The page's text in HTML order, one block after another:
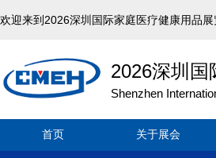
欢迎来到2026深圳国际家庭医疗健康用品展
2026深圳
Shenzhen
首页 关于展会